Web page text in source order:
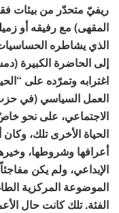
ريفيّ متحدّر من بيئات
المقهى) مع رفيقه أو
الذي يشاطره الحساسيات
إلى الحاضرة الكبيرة
اغترابه وتمرّده على
العمل السياسي (في
الاجتماعي، على نحو
الحياة الأخرى تلك،
أعرافها وشروطها،
الإبداعي، ولم يكن
الموضوعة المركزية
الفئة. تلك كانت حال